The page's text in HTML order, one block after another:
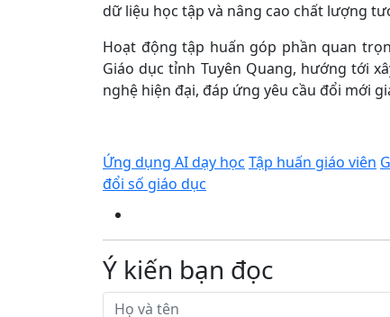
dữ liệu học tập và nâng cao chất lượng
Hoạt động tập huấn góp phần quan
Giáo dục tỉnh Tuyên Quang, hướng tới
nghệ hiện đại, đáp ứng yêu cầu đổi mới
Ứng dụng AI dạy học Tập huấn giáo viên
đổi số giáo dục
Ý kiến bạn đọc